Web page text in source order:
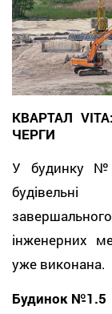
КВАРТАЛ
ЧЕРГИ
У будинку
інженерних
уже виконана.
Будинок №1.5